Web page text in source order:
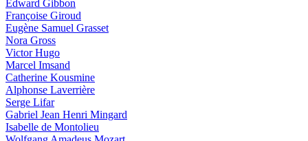
Edward Gibbon
Françoise Giroud
Eugène Samuel Grasset
Nora Gross
Victor Hugo
Marcel Imsand
Catherine Kousmine
Alphonse Laverrière
Serge Lifar
Gabriel Jean Henri Mingard
Isabelle de Montolieu